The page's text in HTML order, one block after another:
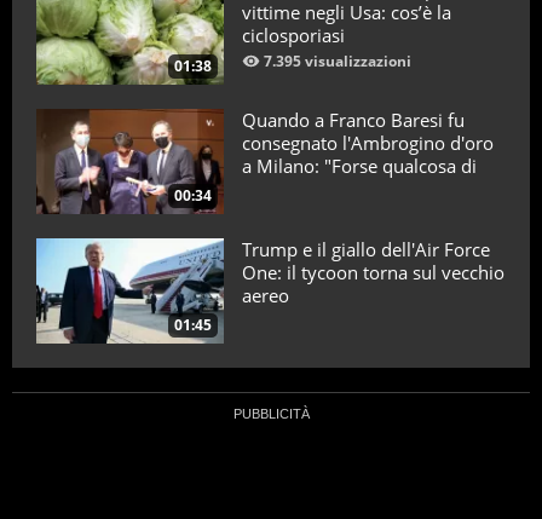
01:38
vittime negli Usa: cos’è la
ciclosporiasi
7.395 visualizzazioni
00:34
Quando a Franco Baresi fu
consegnato l'Ambrogino d'oro
a Milano: "Forse qualcosa di
01:45
Trump e il giallo dell'Air Force
One: il tycoon torna sul vecchio
aereo